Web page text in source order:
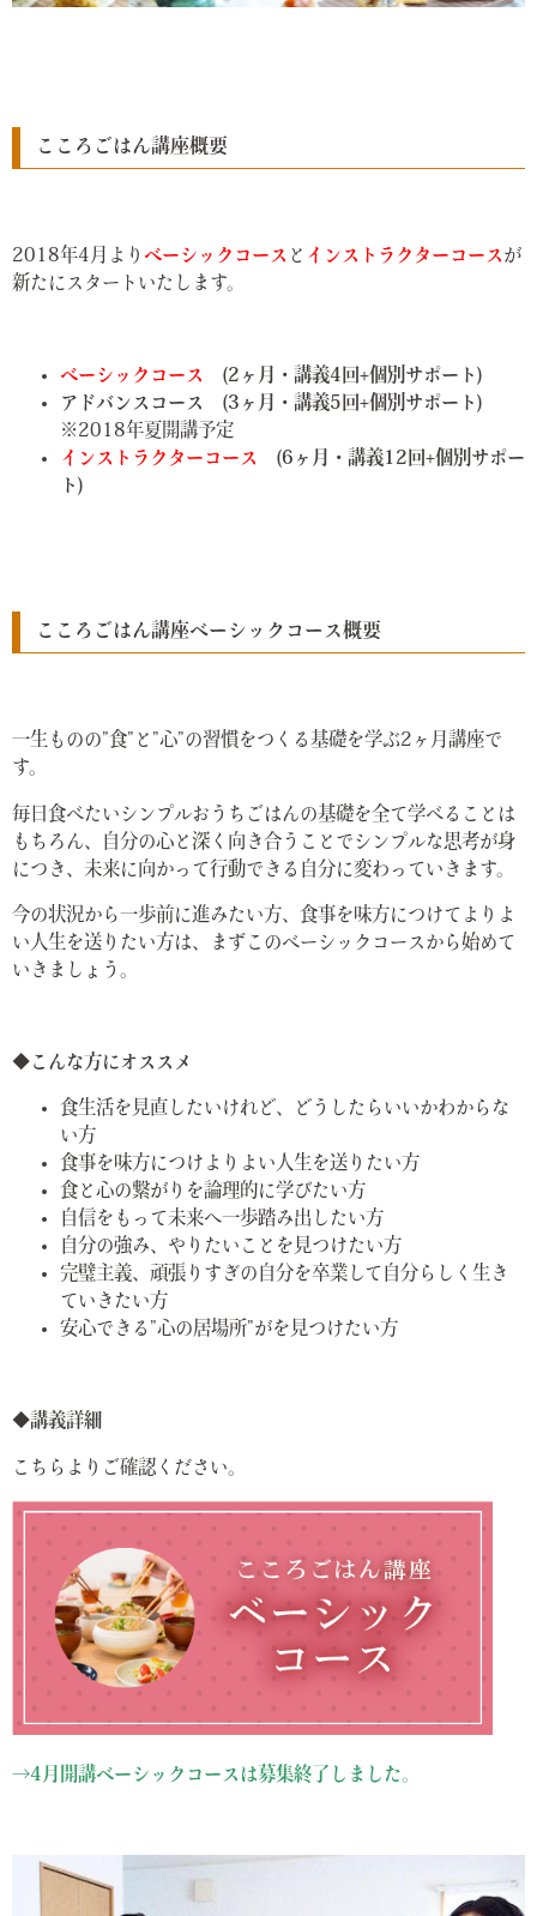
こころごはん講座概要
2018年4月より ベーシックコース と インストラクターコースが
新たにスタートいたします。
ベーシックコース
(2ヶ月・講義4回+個別サポート)
アドバンスコース (3ヶ月・講義5回+個別サポート)
※2018年夏開講予定
インストラクターコース
(6ヶ月・講義12回+個別サポー
ト)
こころごはん講座ベーシックコース概要
一生ものの”食”と”心”の習慣をつくる基礎を学ぶ2ヶ月講座で
す。
毎日食べたいシンプルおうちごはんの基礎を全て学べることは
もちろん、自分の心と深く向き合うことでシンプルな思考が身
につき、未来に向かって行動できる自分に変わっていきます。
今の状況から一歩前に進みたい方、食事を味方につけてよりよ
い人生を送りたい方は、まずこのベーシックコースから始めて
いきましょう。
◆こんな方にオススメ
食生活を見直したいけれど、どうしたらいいかわからな
い方
食事を味方につけよりよい人生を送りたい方
食と心の繋がりを論理的に学びたい方
自信をもって未来へ一歩踏み出したい方
自分の強み、やりたいことを見つけたい方
完璧主義、頑張りすぎの自分を卒業して自分らしく生き
ていきたい方
安心できる”心の居場所”がを見つけたい方
◆講義詳細
こちらよりご確認ください。
→4月開講ベーシックコースは募集終了しました。